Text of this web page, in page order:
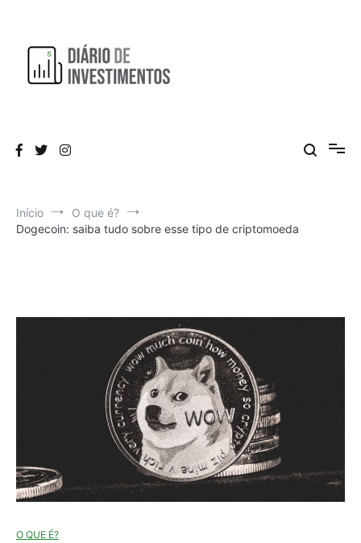
conteúdo
Início
O que é?
Dogecoin: saiba tudo sobre esse tipo de criptomoeda
O QUE É?